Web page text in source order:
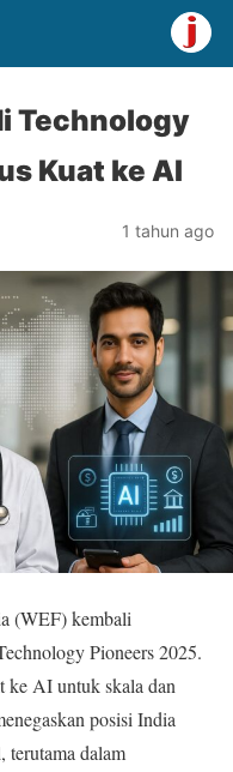
Technology
Kuat ke AI
1 tahun ago
(WEF) kembali
Pioneers 2025.
ke AI untuk skala dan
posisi India
terutama dalam